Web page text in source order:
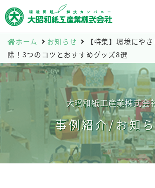
ホーム お知らせ
【特集】環境にや
除！3つのコツとおすすめグッズ8選
大昭和紙工産業株式会
事例紹介/お知